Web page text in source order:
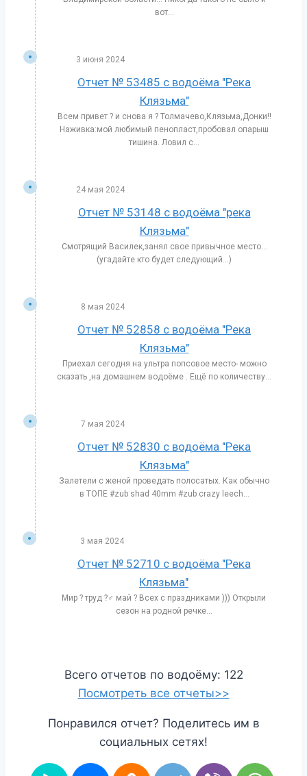
вот...
3 июня 2024
Отчет № 53485 с водоёма "Река
Клязьма"
Всем привет ? и снова я ? Толмачево,Клязьма,Донки!!
Наживка:мой любимый пенопласт,пробовал опарыш
тишина. Ловил с...
24 мая 2024
Отчет № 53148 с водоёма "река
Клязьма"
Смотрящий Василек,занял свое привычное место…
(угадайте кто будет следующий…)
8 мая 2024
Отчет № 52858 с водоёма "Река
Клязьма"
Приехал сегодня на ультра попсовое место- можно
сказать ,на домашнем водоёме . Ещё по количеству...
7 мая 2024
Отчет № 52830 с водоёма "Река
Клязьма"
Залетели с женой проведать полосатых. Как обычно
в ТОПЕ #zub shad 40mm #zub crazy leech...
3 мая 2024
Отчет № 52710 с водоёма "Река
Клязьма"
Мир ? труд ?‍♂️ май ? Всех с праздниками ))) Открыли
сезон на родной речке...
Всего отчетов по водоёму: 122
Посмотреть все отчеты>>
Понравился отчет? Поделитесь им в
социальных сетях!